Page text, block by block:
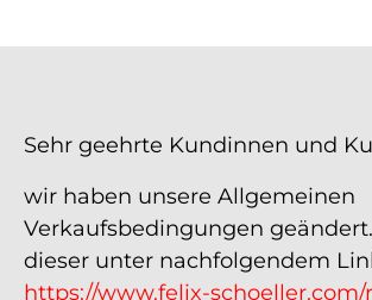
Sehr geehrte Kundinnen und
wir haben unsere Allgemeinen
Verkaufsbedingungen
dieser unter nachfolgendem
https://www.felix-